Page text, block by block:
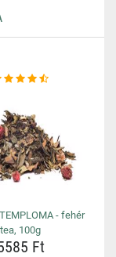
- fehér
tea, 100g
Ft